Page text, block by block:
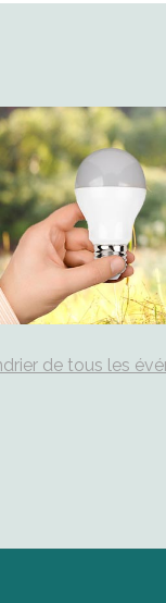
de tous les